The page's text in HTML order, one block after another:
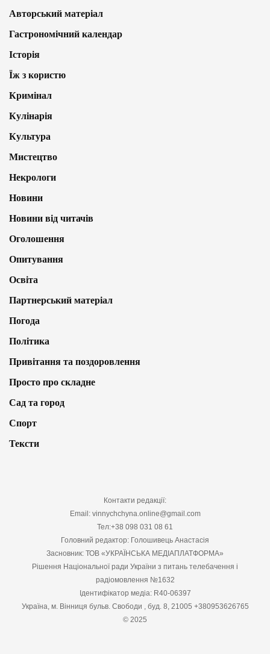
Авторський матеріал
Гастрономічний календар
Історія
Їж з користю
Кримінал
Кулінарія
Культура
Мистецтво
Некрологи
Новини
Новини від читачів
Оголошення
Опитування
Освіта
Партнерський матеріал
Погода
Політика
Привітання та поздоровлення
Просто про складне
Сад та город
Спорт
Тексти
Контакти редакції:
Email: vinnychchyna.online@gmail.com
Тел:+38 098 031 08 61
Головний редактор: Голошивець Анастасія
Засновник: ТОВ «УКРАЇНСЬКА МЕДІАПЛАТФОРМА»
Рішення Національної ради України з питань телебачення і
радіомовлення №1632
Ідентифікатор медіа: R40-06397
Україна, м. Вінниця бульв. Свободи , буд. 8, 21005 +380953626765
© 2025